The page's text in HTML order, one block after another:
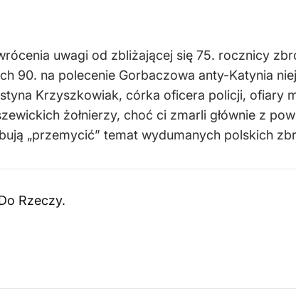
uwagi od zbliżającej się 75. rocznicy
90. na polecenie Gorbaczowa anty-Katynia
Krzyszkowiak, córka oficera policji, ofiary
żołnierzy, choć ci zmarli głównie z
„przemycić” temat wydumanych polskich
Rzeczy.